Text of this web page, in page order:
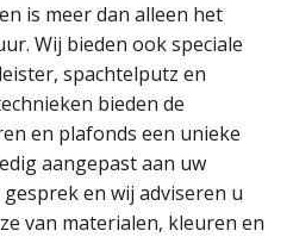
is meer dan alleen het
Wij bieden ook speciale
spachtelputz en
bieden de
en plafonds een unieke
aangepast aan uw
en wij adviseren u
van materialen, kleuren en